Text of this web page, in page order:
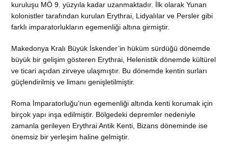
kuruluşu MÖ 9. yüzyıla kadar uzanmaktadır. İlk olarak Yunan
kolonistler tarafından kurulan Erythrai, Lidyalılar ve Persler gibi
farklı imparatorlukların egemenliği altına girmiştir.
Makedonya Kralı Büyük İskender’in hüküm sürdüğü dönemde
büyük bir gelişim gösteren Erythrai, Helenistik dönemde kültürel
ve ticari açıdan zirveye ulaşmıştır. Bu dönemde kentin surları
güçlendirilmiş ve limanı genişletilmiştir.
Roma İmparatorluğu’nun egemenliği altında kenti korumak için
birçok yapı inşa edilmiştir. Bölgedeki depremler nedeniyle
zamanla gerileyen Erythrai Antik Kenti, Bizans döneminde ise
önemsiz bir yerleşim haline gelmiştir.